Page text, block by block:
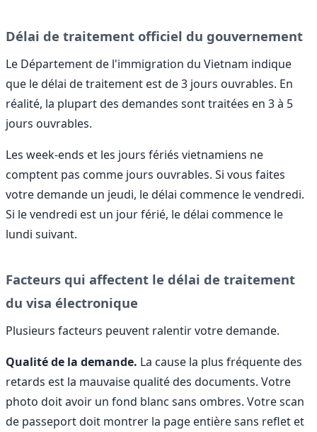
Délai de traitement officiel du gouvernement
Le Département de l'immigration du Vietnam indique
que le délai de traitement est de 3 jours ouvrables. En
réalité, la plupart des demandes sont traitées en 3 à 5
jours ouvrables.
Les week-ends et les jours fériés vietnamiens ne
comptent pas comme jours ouvrables. Si vous faites
votre demande un jeudi, le délai commence le vendredi.
Si le vendredi est un jour férié, le délai commence le
lundi suivant.
Facteurs qui affectent le délai de traitement
du visa électronique
Plusieurs facteurs peuvent ralentir votre demande.
Qualité de la demande. La cause la plus fréquente des
retards est la mauvaise qualité des documents. Votre
photo doit avoir un fond blanc sans ombres. Votre scan
de passeport doit montrer la page entière sans reflet et